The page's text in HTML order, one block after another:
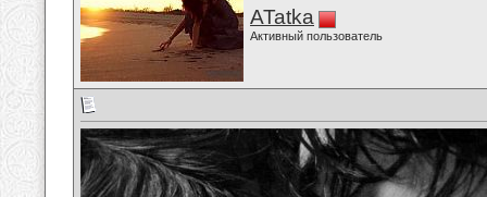
ATatka
Активный пользователь